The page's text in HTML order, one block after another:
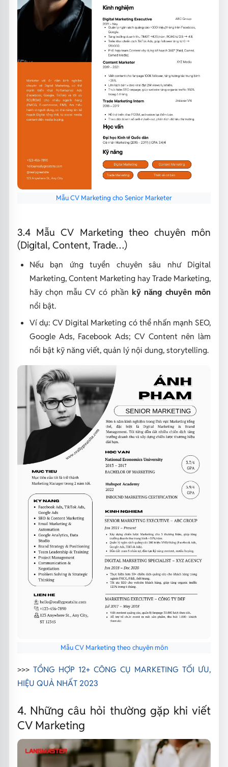
Mẫu CV Marketing cho Senior Marketer
3.4 Mẫu CV Marketing theo chuyên môn
(Digital, Content, Trade…)
Nếu bạn ứng tuyển chuyên sâu như Digital
Marketing, Content Marketing hay Trade Marketing,
hãy chọn mẫu CV có phầnkỹ năng chuyên môn
nổi bật.
Ví dụ: CV Digital Marketing có thể nhấn mạnh SEO,
Google Ads, Facebook Ads; CV Content nên làm
nổi bật kỹ năng viết, quản lý nội dung, storytelling.
Mẫu CV Marketing theo chuyên môn
>>> TỔNG HỢP 12+ CÔNG CỤ MARKETING TỐI ƯU,
HIỆU QUẢ NHẤT 2023
4. Những câu hỏi thường gặp khi viết
CV Marketing